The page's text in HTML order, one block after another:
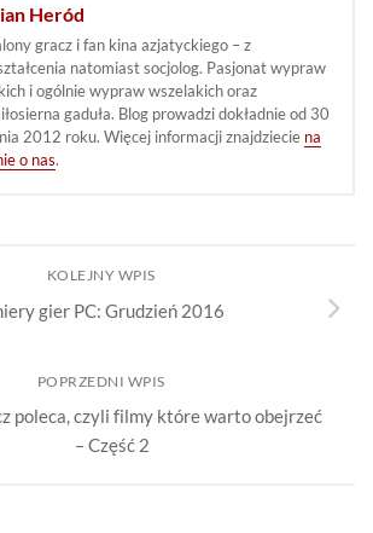
Heród
gracz i fan kina azjatyckiego – z
natomiast socjolog. Pasjonat wypraw
i ogólnie wypraw wszelakich oraz
gaduła. Blog prowadzi dokładnie od 30
2012 roku. Więcej informacji znajdziecie na
o nas.
KOLEJNY WPIS
gier PC: Grudzień 2016
POPRZEDNI WPIS
poleca, czyli filmy które warto obejrzeć
– Część 2